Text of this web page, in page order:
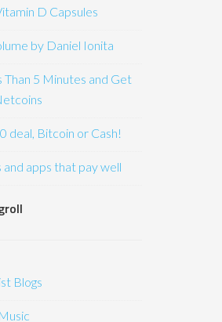
D Capsules
by Daniel Ionita
Than 5 Minutes and Get
deal, Bitcoin or Cash!
and apps that pay well
Blogs